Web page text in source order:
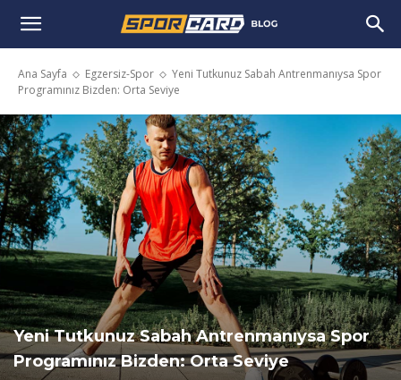
Ana Sayfa Egzersiz-Spor
Yeni Tutkunuz Sabah Antrenmanıysa Spor
Programınız Bizden: Orta Seviye
Yeni Tutkunuz Sabah Antrenmanıysa Spor
Programınız Bizden: Orta Seviye